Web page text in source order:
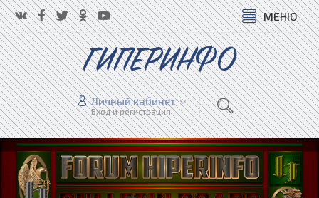
МЕНЮ
ГИПЕРИНФО
Личный кабинет
Вход и регистрация